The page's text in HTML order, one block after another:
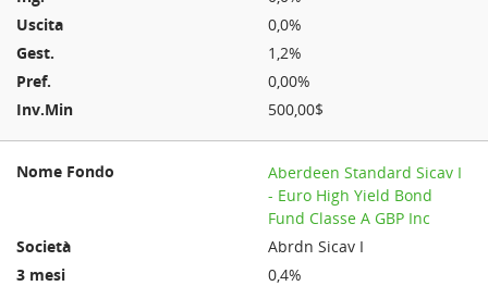
0,0%
1,2%
0,00%
500,00$
Aberdeen Standard Sicav I
- Euro High Yield Bond
Fund Classe A GBP Inc
Abrdn Sicav I
0,4%